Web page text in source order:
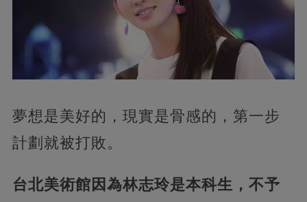
夢想是美好的，現實是骨感的，第一步
計劃就被打敗。
台北美術館因為林志玲是本科生，不予